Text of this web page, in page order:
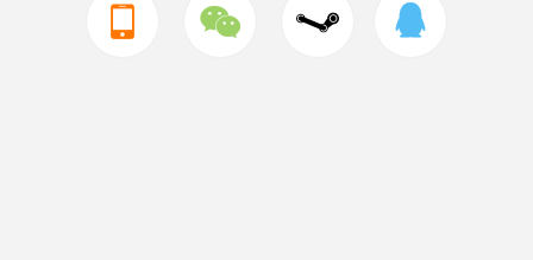
  